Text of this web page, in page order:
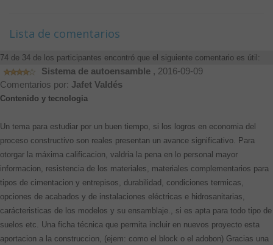
Lista de comentarios
74 de 34 de los participantes encontró que el siguiente comentario es útil:
Sistema de autoensamble , 2016-09-09
Comentarios por: Jafet Valdés
Contenido y tecnologia
Un tema para estudiar por un buen tiempo, si los logros en economia del
proceso constructivo son reales presentan un avance significativo. Para
otorgar la máxima calificacion, valdria la pena en lo personal mayor
informacion, resistencia de los materiales, materiales complementarios para
tipos de cimentacion y entrepisos, durabilidad, condiciones termicas,
opciones de acabados y de instalaciones eléctricas e hidrosanitarias,
carácteristicas de los modelos y su ensamblaje., si es apta para todo tipo de
suelos etc. Una ficha técnica que permita incluir en nuevos proyecto esta
aportacion a la construccion, (ejem: como el block o el adobon) Gracias una